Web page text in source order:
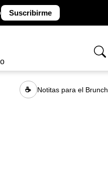
Suscribirme
☕ Notitas para el Brunch